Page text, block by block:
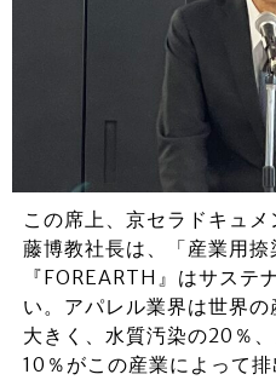
この席上、京セラドキュ
藤博教社長は、「産業用
『FOREARTH』はサステ
い。アパレル業界は世界
大きく、水質汚染の20％
10％がこの産業によって